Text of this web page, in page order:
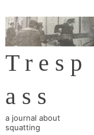
Salta
al
contingut
principal
Tresp
ass
a journal about
squatting